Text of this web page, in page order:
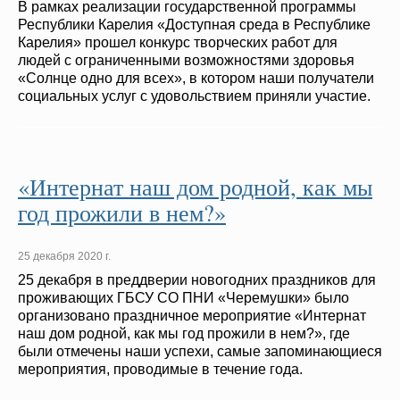
В рамках реализации государственной программы
Республики Карелия «Доступная среда в Республике
Карелия» прошел конкурс творческих работ для
людей с ограниченными возможностями здоровья
«Солнце одно для всех», в котором наши получатели
социальных услуг с удовольствием приняли участие.
«Интернат наш дом родной, как мы
год прожили в нем?»
25 декабря 2020 г.
25 декабря в преддверии новогодних праздников для
проживающих ГБСУ СО ПНИ «Черемушки» было
организовано праздничное мероприятие «Интернат
наш дом родной, как мы год прожили в нем?», где
были отмечены наши успехи, самые запоминающиеся
мероприятия, проводимые в течение года.